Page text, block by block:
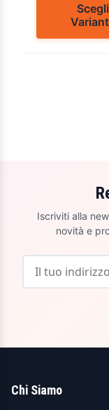
Scegli
Iscriviti alla
novità e
Chi Siamo